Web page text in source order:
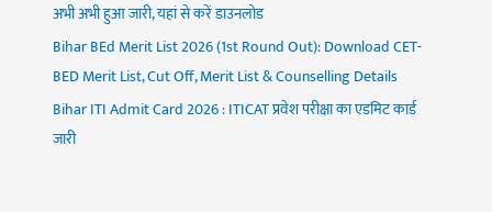
अभी अभी हुआ जारी, यहां से करें डाउनलोड
Bihar BEd Merit List 2026 (1st Round Out): Download CET-
BED Merit List, Cut Off, Merit List & Counselling Details
Bihar ITI Admit Card 2026 : ITICAT प्रवेश परीक्षा का एडमिट कार्ड
जारी